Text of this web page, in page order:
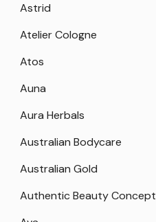
Astrid
Atelier Cologne
Atos
Auna
Aura Herbals
Australian Bodycare
Australian Gold
Authentic Beauty Concept